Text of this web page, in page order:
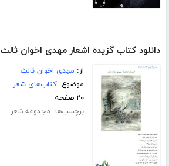
دانلود کتاب گزیده اشعار مهدی اخوان ثالث
از: مهدی اخوان ثالث
موضوع:کتاب‌های شعر
۲۰ صفحه
برچسب‌ها: مجموعه شعر